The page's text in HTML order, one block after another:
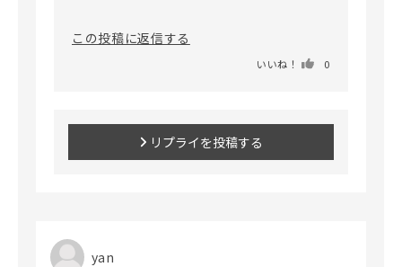
この投稿に返信する
いいね！ 0
リプライを投稿する
yan